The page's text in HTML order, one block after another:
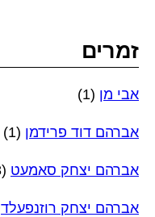
זמרים
אבי מן (1)
אברהם דוד פרידמן (1)
אברהם יצחק סאמעט (3)
אברהם יצחק רוזנפעלד